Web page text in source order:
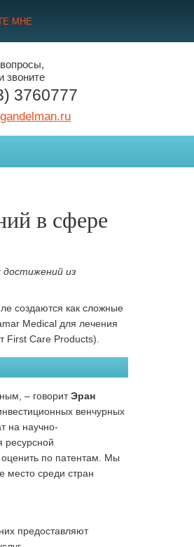
МНЕ
звоните
3760777
в сфере
достижений из
создаются как сложные
Medical для лечения
First Care Products).
– говоритЭран
венчурных
на научно-
ресурсной
по патентам. Мы
место среди стран
предоставляют